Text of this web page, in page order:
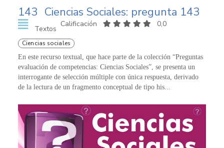
143 Ciencias Sociales: pregunta 143
Textos
Calificación 0,0
Ciencias sociales
En este recurso textual, que hace parte de la colección “Preguntas
evaluación de competencias: Ciencias Sociales”, se presenta un
interrogante de selección múltiple con única respuesta, derivado
de la lectura de un fragmento conceptual de tipo his...